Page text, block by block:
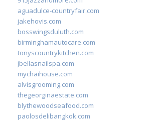
aguadulce-countryfair.com
jakehovis.com
bosswingsduluth.com
birminghamautocare.com
tonyscountrykitchen.com
jbellasnailspa.com
mychaihouse.com
alvisgrooming.com
thegeorginaestate.com
blythewoodseafood.com
paolosdelibangkok.com